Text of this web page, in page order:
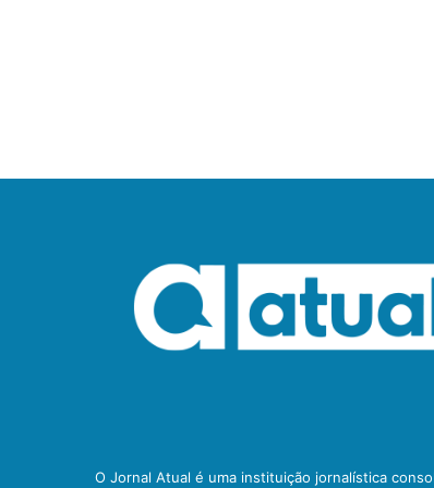
O Jornal Atual é uma instituição jornalística